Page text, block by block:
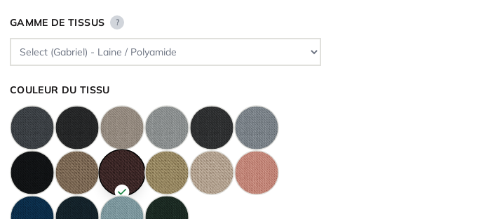
GAMME DE TISSUS ?
COULEUR DU TISSU